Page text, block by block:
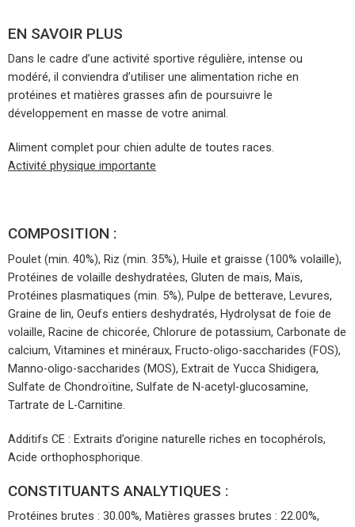
EN SAVOIR PLUS
Dans le cadre d’une activité sportive régulière, intense ou
modéré, il conviendra d’utiliser une alimentation riche en
protéines et matières grasses afin de poursuivre le
développement en masse de votre animal.
Aliment complet pour chien adulte de toutes races.
Activité physique importante
COMPOSITION :
Poulet (min. 40%), Riz (min. 35%), Huile et graisse (100% volaille),
Protéines de volaille deshydratées, Gluten de maïs, Maïs,
Protéines plasmatiques (min. 5%), Pulpe de betterave, Levures,
Graine de lin, Oeufs entiers deshydratés, Hydrolysat de foie de
volaille, Racine de chicorée, Chlorure de potassium, Carbonate de
calcium, Vitamines et minéraux, Fructo-oligo-saccharides (FOS),
Manno-oligo-saccharides (MOS), Extrait de Yucca Shidigera,
Sulfate de Chondroïtine, Sulfate de N-acetyl-glucosamine,
Tartrate de L-Carnitine.
Additifs CE : Extraits d’origine naturelle riches en tocophérols,
Acide orthophosphorique.
CONSTITUANTS ANALYTIQUES :
Protéines brutes : 30.00%, Matières grasses brutes : 22.00%,